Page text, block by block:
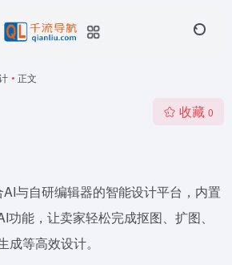
• 正文
收藏 0
与自研编辑器的智能设计平台，内置
能，让卖家轻松完成抠图、扩图、
等高效设计。